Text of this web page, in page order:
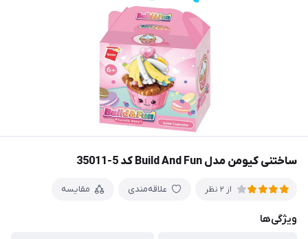
ساختنی کیومن مدل Build And Fun کد 5-35011
از 2 نظر علاقه‌مندی مقایسه
ویژگی‌ها